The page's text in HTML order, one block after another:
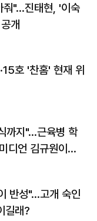
줘"…진태현, '이숙
개
호 '찬홈' 현재 위
까지"…근육병 학
디언 김규원이었
반성"…고개 숙인
길래?